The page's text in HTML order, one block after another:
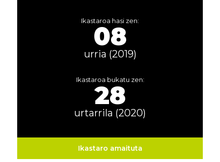
Ikastaroa hasi zen:
08
urria (2019)
Ikastaroa bukatu zen:
28
urtarrila (2020)
Ikastaro amaituta